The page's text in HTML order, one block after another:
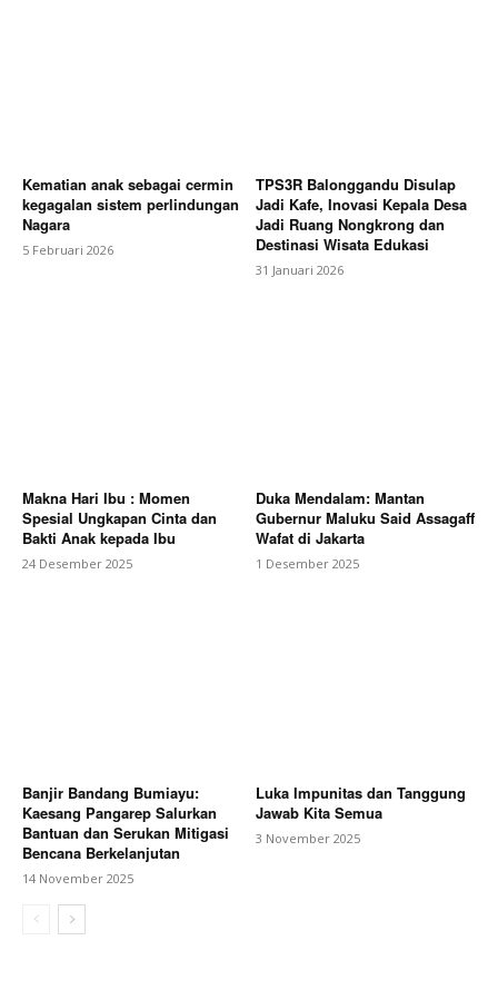
Kematian anak sebagai cermin
kegagalan sistem perlindungan
Nagara
5 Februari 2026
TPS3R Balonggandu Disulap
Jadi Kafe, Inovasi Kepala Desa
Jadi Ruang Nongkrong dan
Destinasi Wisata Edukasi
31 Januari 2026
Makna Hari Ibu : Momen
Spesial Ungkapan Cinta dan
Bakti Anak kepada Ibu
24 Desember 2025
Duka Mendalam: Mantan
Gubernur Maluku Said Assagaff
Wafat di Jakarta
1 Desember 2025
Banjir Bandang Bumiayu:
Kaesang Pangarep Salurkan
Bantuan dan Serukan Mitigasi
Bencana Berkelanjutan
14 November 2025
Luka Impunitas dan Tanggung
Jawab Kita Semua
3 November 2025